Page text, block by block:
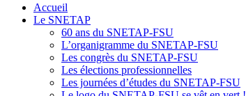
Accueil
Le SNETAP
60 ans du SNETAP-FSU
L’organigramme du SNETAP-FSU
Les congrès du SNETAP-FSU
Les élections professionnelles
Les journées d’études du SNETAP-FSU